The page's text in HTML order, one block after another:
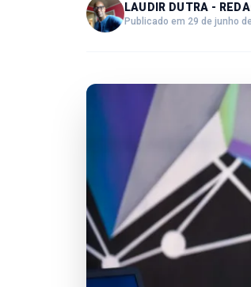
LAUDIR DUTRA -
Publicado em 29 de junho